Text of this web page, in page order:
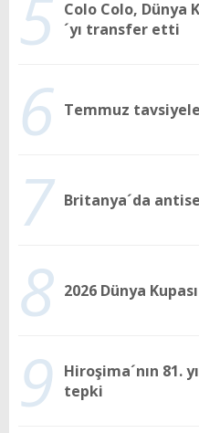
5 Colo Colo, Dünya
´yı transfer etti
6 Temmuz
7 Britanya´da
8 2026 Dünya
9
Hiroşima´nın 81.
tepki